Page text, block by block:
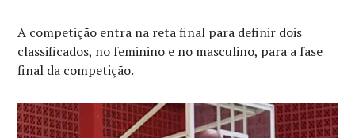
A competição entra na reta final para definir dois
classificados, no feminino e no masculino, para a fase
final da competição.